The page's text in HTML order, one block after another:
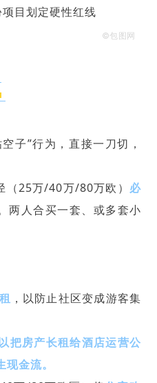
©包图网
子”行为，直接一刀切，
（25万/40万/80万欧） 必
两人合买一套、或多套小
，以防止社区变成游客集
把房产长租给酒店运营公
现金流。